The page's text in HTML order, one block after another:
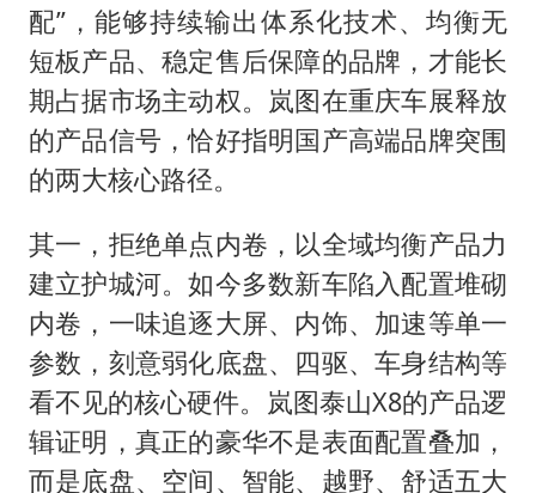
配”，能够持续输出体系化技术、均衡无
短板产品、稳定售后保障的品牌，才能长
期占据市场主动权。岚图在重庆车展释放
的产品信号，恰好指明国产高端品牌突围
的两大核心路径。
其一，拒绝单点内卷，以全域均衡产品力
建立护城河。如今多数新车陷入配置堆砌
内卷，一味追逐大屏、内饰、加速等单一
参数，刻意弱化底盘、四驱、车身结构等
看不见的核心硬件。岚图泰山X8的产品逻
辑证明，真正的豪华不是表面配置叠加，
而是底盘、空间、智能、越野、舒适五大